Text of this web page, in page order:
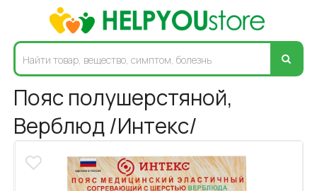
Пояс полушерстяной,
Верблюд /Интекс/